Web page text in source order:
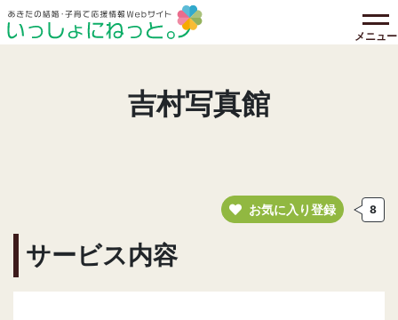
メニュー
吉村写真館
お気に入り登録 8
サービス内容